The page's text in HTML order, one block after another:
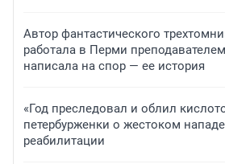
Автор фантастического
работала в Перми
написала на спор — ее история
«Год преследовал и облил
петербурженки о жестоком
реабилитации